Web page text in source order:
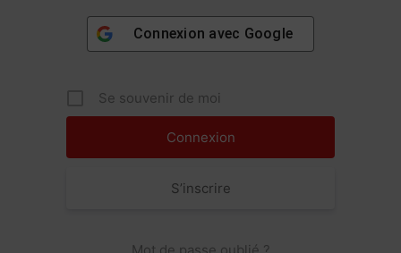
Connexion avec Google
Se souvenir de moi
S’inscrire